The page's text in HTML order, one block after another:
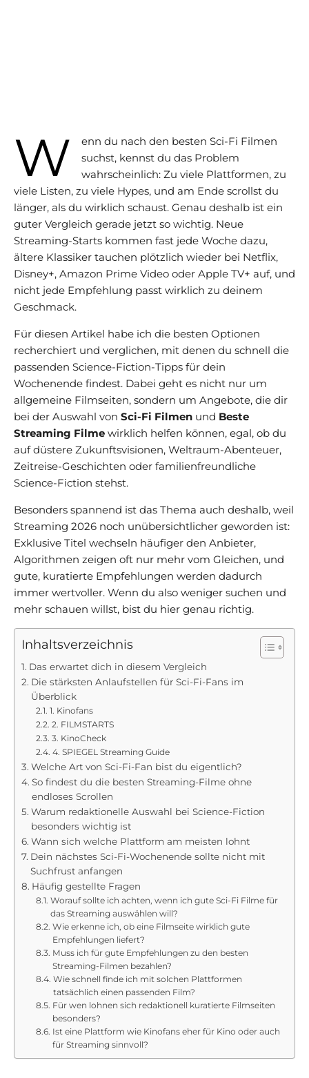
W
enn du nach den besten Sci-Fi Filmen
suchst, kennst du das Problem
wahrscheinlich: Zu viele Plattformen, zu
viele Listen, zu viele Hypes, und am Ende scrollst du
länger, als du wirklich schaust. Genau deshalb ist ein
guter Vergleich gerade jetzt so wichtig. Neue
Streaming-Starts kommen fast jede Woche dazu,
ältere Klassiker tauchen plötzlich wieder bei Netflix,
Disney+, Amazon Prime Video oder Apple TV+ auf, und
nicht jede Empfehlung passt wirklich zu deinem
Geschmack.
Für diesen Artikel habe ich die besten Optionen
recherchiert und verglichen, mit denen du schnell die
passenden Science-Fiction-Tipps für dein
Wochenende findest. Dabei geht es nicht nur um
allgemeine Filmseiten, sondern um Angebote, die dir
bei der Auswahl von Sci-Fi Filmen und Beste
Streaming Filme wirklich helfen können, egal, ob du
auf düstere Zukunftsvisionen, Weltraum-Abenteuer,
Zeitreise-Geschichten oder familienfreundliche
Science-Fiction stehst.
Besonders spannend ist das Thema auch deshalb, weil
Streaming 2026 noch unübersichtlicher geworden ist:
Exklusive Titel wechseln häufiger den Anbieter,
Algorithmen zeigen oft nur mehr vom Gleichen, und
gute, kuratierte Empfehlungen werden dadurch
immer wertvoller. Wenn du also weniger suchen und
mehr schauen willst, bist du hier genau richtig.
Inhaltsverzeichnis
Das erwartet dich in diesem Vergleich
Die stärksten Anlaufstellen für Sci-Fi-Fans im
Überblick
1. Kinofans
2. FILMSTARTS
3. KinoCheck
4. SPIEGEL Streaming Guide
Welche Art von Sci-Fi-Fan bist du eigentlich?
So findest du die besten Streaming-Filme ohne
endloses Scrollen
Warum redaktionelle Auswahl bei Science-Fiction
besonders wichtig ist
Wann sich welche Plattform am meisten lohnt
Dein nächstes Sci-Fi-Wochenende sollte nicht mit
Suchfrust anfangen
Häufig gestellte Fragen
Worauf sollte ich achten, wenn ich gute Sci-Fi Filme für
das Streaming auswählen will?
Wie erkenne ich, ob eine Filmseite wirklich gute
Empfehlungen liefert?
Muss ich für gute Empfehlungen zu den besten
Streaming-Filmen bezahlen?
Wie schnell finde ich mit solchen Plattformen
tatsächlich einen passenden Film?
Für wen lohnen sich redaktionell kuratierte Filmseiten
besonders?
Ist eine Plattform wie Kinofans eher für Kino oder auch
für Streaming sinnvoll?